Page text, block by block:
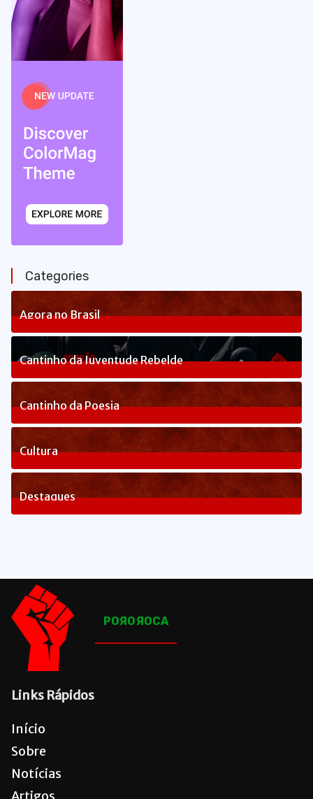
Categories
Agora no Brasil
236Posts
Cantinho da Juventude Rebelde
3Posts
Cantinho da Poesia
1Posts
Cultura
82Posts
Destaques
POЯOЯOCA
Links Rápidos
Início
Sobre
Notícias